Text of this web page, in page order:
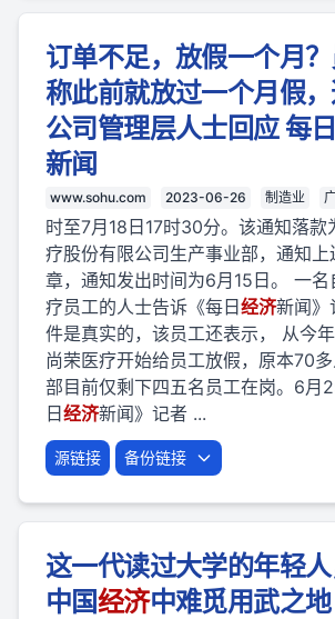
订单不足，放假一个月
称此前就放过一个月假
公司管理层人士回应 每日
新闻
www.sohu.com 2023-06-26 制造业
时至7月18日17时30分。该通知落款
疗股份有限公司生产事业部，通知上
章，通知发出时间为6月15日。 一名
疗员工的人士告诉《每日 经济新闻》
件是真实的，该员工还表示， 从今年
尚荣医疗开始给员工放假，原本70
部目前仅剩下四五名员工在岗。6月
日 经济新闻》记者 ...
源链接 备份链接
这一代读过大学的年轻
中国经济中难觅用武之地